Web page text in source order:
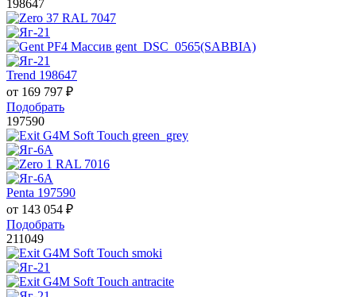
198647
Trend 198647
от 169 797 ₽
Подобрать
197590
Penta 197590
от 143 054 ₽
Подобрать
211049